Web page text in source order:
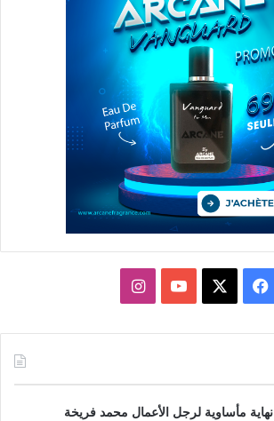
فيسبوك يوتيوبانستقرام
نهاية مأساوية لرجل الأعمال محمد فريخة